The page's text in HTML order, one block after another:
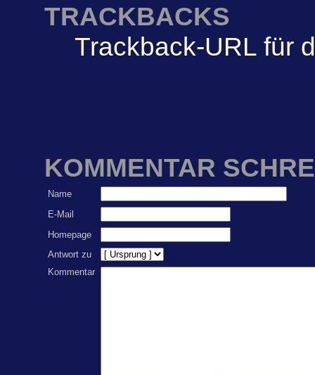
TRACKBACKS
Trackback-URL für
KOMMENTAR
Name
E-Mail
Homepage
Antwort zu
Kommentar